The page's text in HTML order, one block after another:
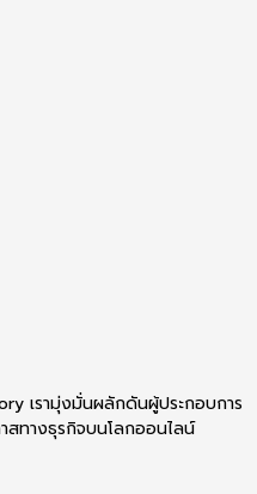
เรามุ่งมั่นผลักดันผู้ประกอบการ
สทางธุรกิจบนโลกออนไลน์